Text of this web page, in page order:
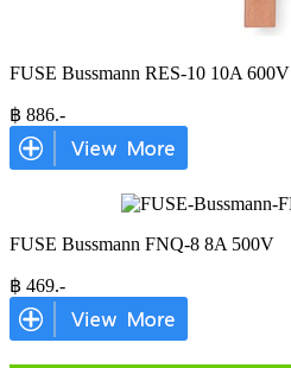
FUSE Bussmann RES-10 10A 600V
฿ 886.-
FUSE Bussmann FNQ-8 8A 500V
฿ 469.-